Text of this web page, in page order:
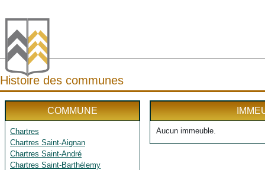
Histoire des communes
COMMUNE
Chartres
Chartres Saint-Aignan
Chartres Saint-André
Chartres Saint-Barthélemy
Aucun immeuble.